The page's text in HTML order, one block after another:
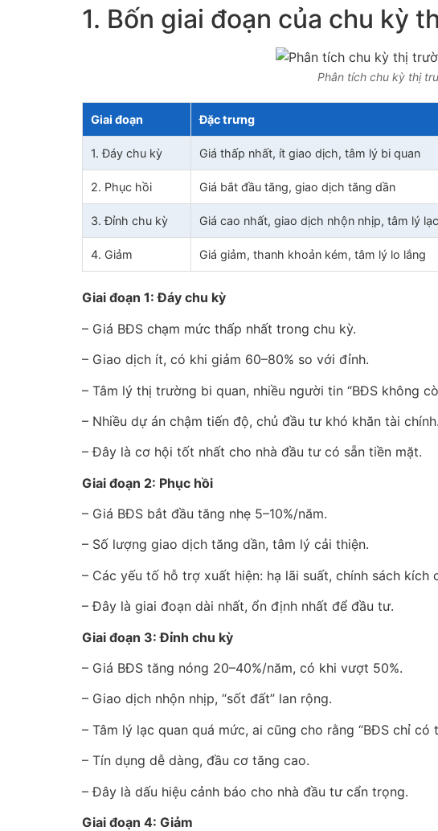
1. Bốn giai đoạn của chu kỳ
Phân tích chu kỳ thị
Giai đoạn Đặc trưng
1. Đáy chu kỳ Giá thấp nhất, ít giao dịch, tâm lý bi quan
2. Phục hồi Giá bắt đầu tăng, giao dịch tăng dần
3. Đỉnh chu kỳ Giá cao nhất, giao dịch nhộn nhịp, tâm lý
4. Giảm Giá giảm, thanh khoản kém, tâm lý lo lắng
Giai đoạn 1: Đáy chu kỳ
– Giá BĐS chạm mức thấp nhất trong chu kỳ.
– Giao dịch ít, có khi giảm 60–80% so với đỉnh.
– Tâm lý thị trường bi quan, nhiều người tin “BĐS không
– Nhiều dự án chậm tiến độ, chủ đầu tư khó khăn tài chính.
– Đây là cơ hội tốt nhất cho nhà đầu tư có sẵn tiền mặt.
Giai đoạn 2: Phục hồi
– Giá BĐS bắt đầu tăng nhẹ 5–10%/năm.
– Số lượng giao dịch tăng dần, tâm lý cải thiện.
– Các yếu tố hỗ trợ xuất hiện: hạ lãi suất, chính sách kích
– Đây là giai đoạn dài nhất, ổn định nhất để đầu tư.
Giai đoạn 3: Đỉnh chu kỳ
– Giá BĐS tăng nóng 20–40%/năm, có khi vượt 50%.
– Giao dịch nhộn nhịp, “sốt đất” lan rộng.
– Tâm lý lạc quan quá mức, ai cũng cho rằng “BĐS chỉ có
– Tín dụng dễ dàng, đầu cơ tăng cao.
– Đây là dấu hiệu cảnh báo cho nhà đầu tư cẩn trọng.
Giai đoạn 4: Giảm